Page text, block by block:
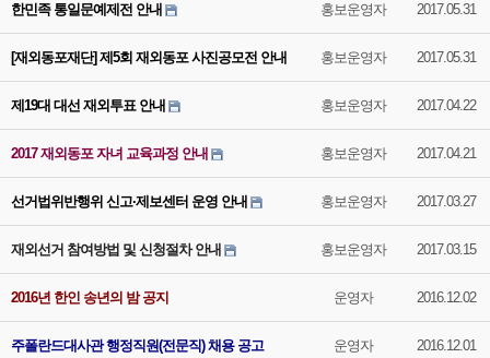
한민족 통일문예제전 안내 홍보운영자 2017.05.31
[재외동포재단] 제5회 재외동포 사진공모전 안내 홍보운영자 2017.05.31
제19대 대선 재외투표 안내 홍보운영자 2017.04.22
2017 재외동포 자녀 교육과정 안내 홍보운영자 2017.04.21
선거법위반행위 신고·제보센터 운영 안내 홍보운영자 2017.03.27
재외선거 참여방법 및 신청절차 안내 홍보운영자 2017.03.15
2016년 한인 송년의 밤 공지 운영자 2016.12.02
주폴란드대사관 행정직원(전문직) 채용 공고 운영자 2016.12.01